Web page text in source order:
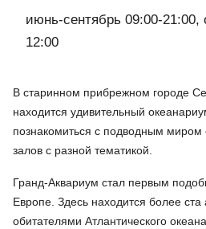
июнь-сентябрь 09:00-21:00,
12:00
В старинном прибрежном городе
находится удивительный
познакомиться с подводным
залов с разной тематикой.
Гранд-Аквариум стал первым
Европе. Здесь находится более
обитателями Атлантического